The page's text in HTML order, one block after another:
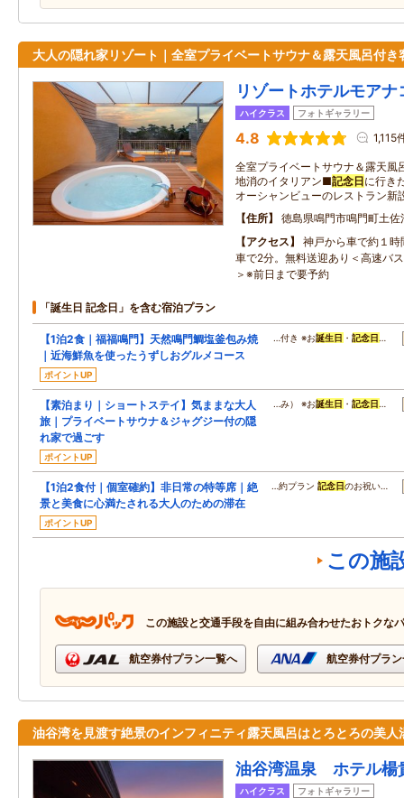
大人の隠れ家リゾート｜全室プライベートサウナ＆露天風呂付き
リゾートホテルモアナ
ハイクラス フォトギャラリー
4.8 1,115
全室プライベートサウナ＆露天
地消のイタリアン■記念日に行き
オーシャンビューのレストラン新
住所
徳島県鳴門市鳴門町土
アクセス
神戸から車で約１
車で2分。無料送迎あり＜高速バ
＞※前日まで要予約
「誕生日 記念日」を含む宿泊プラン
【1泊2食｜福福鳴門】天然鳴門鯛塩釜包み焼
｜近海鮮魚を使ったうずしおグルメコース
ポイントUP
…付き ※お誕生日 ・記念日 …
【素泊まり｜ショートステイ】気ままな大人
旅｜プライベートサウナ＆ジャグジー付の隠
れ家で過ごす
ポイントUP
…み） ※お誕生日 ・記念日 …
【1泊2食付｜個室確約】非日常の特等席｜絶
景と美食に心満たされる大人のための滞在
ポイントUP
…約プラン記念日のお祝い…
この施
この施設と交通手段を自由に組み合わせたおトクな
航空券付プラン一覧へ 航空券付プラ
油谷湾を見渡す絶景のインフィニティ露天風呂はとろとろの美人
油谷湾温泉 ホテル楊
ハイクラス フォトギャラリー